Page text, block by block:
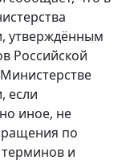
утверждённым
Российской
если
иное, не
по
и